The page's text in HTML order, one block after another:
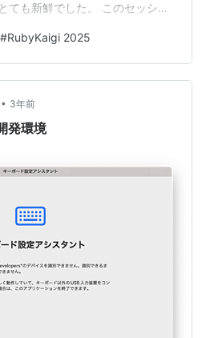
ても新鮮でした。 このセッショ
って発表されました。マイコン
という可能性に驚きました。
は PicoRubyとは、組み込み環
開発された、超軽量なRuby実
#RubyKaigi 2025
• 3年前
発環境